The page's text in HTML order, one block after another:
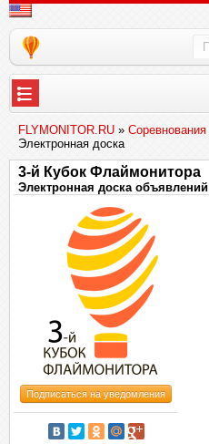
FLYMONITOR.RU » Соревнования
Электронная доска
3-й Кубок Флаймонитора
Электронная доска объявлений
Подписаться на уведомления